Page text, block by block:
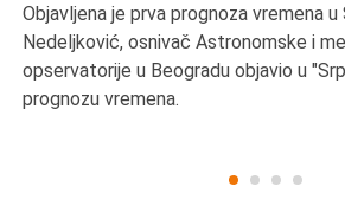
Objavljena je prva prognoza vremena u
Nedeljković, osnivač Astronomske i
opservatorije u Beogradu objavio u
prognozu vremena.